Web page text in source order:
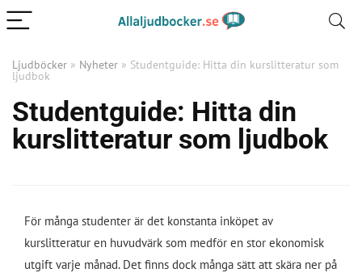
Ljudböcker » Nyheter » Studentguide: Hitta din kurslitteratur som
ljudbok
Studentguide: Hitta din
kurslitteratur som ljudbok
För många studenter är det konstanta inköpet av
kurslitteratur en huvudvärk som medför en stor ekonomisk
utgift varje månad. Det finns dock många sätt att skära ner på